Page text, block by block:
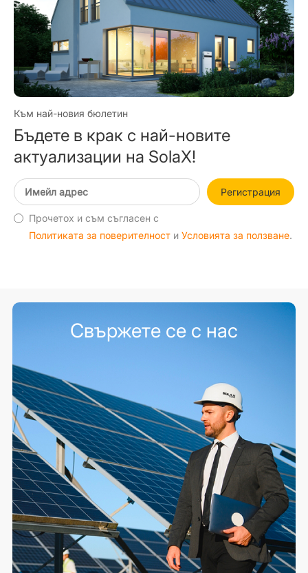
Към най-новия бюлетин
Бъдете в крак с най-новите
актуализации на SolaX!
Регистрация
Прочетох и съм съгласен с
Политиката за поверителност и Условията за ползване.
Свържете се с нас